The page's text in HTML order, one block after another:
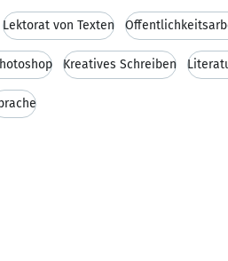
Lektorat von Texten
Kreatives Schreiben